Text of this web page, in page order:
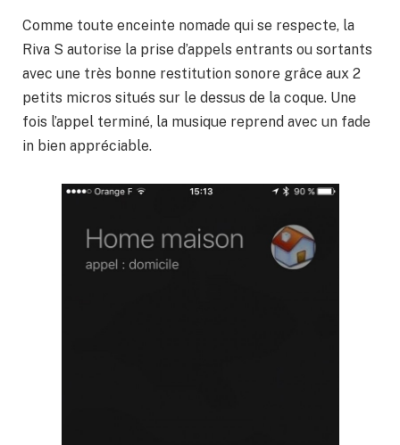
Comme toute enceinte nomade qui se respecte, la
Riva S autorise la prise d’appels entrants ou sortants
avec une très bonne restitution sonore grâce aux 2
petits micros situés sur le dessus de la coque. Une
fois l’appel terminé, la musique reprend avec un fade
in bien appréciable.